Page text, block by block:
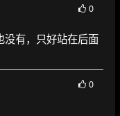
0
没有，只好站在后面
0